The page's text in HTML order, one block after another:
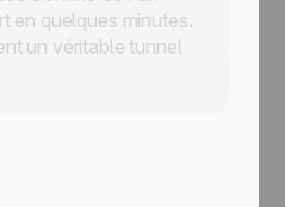
en quelques minutes.
un véritable tunnel